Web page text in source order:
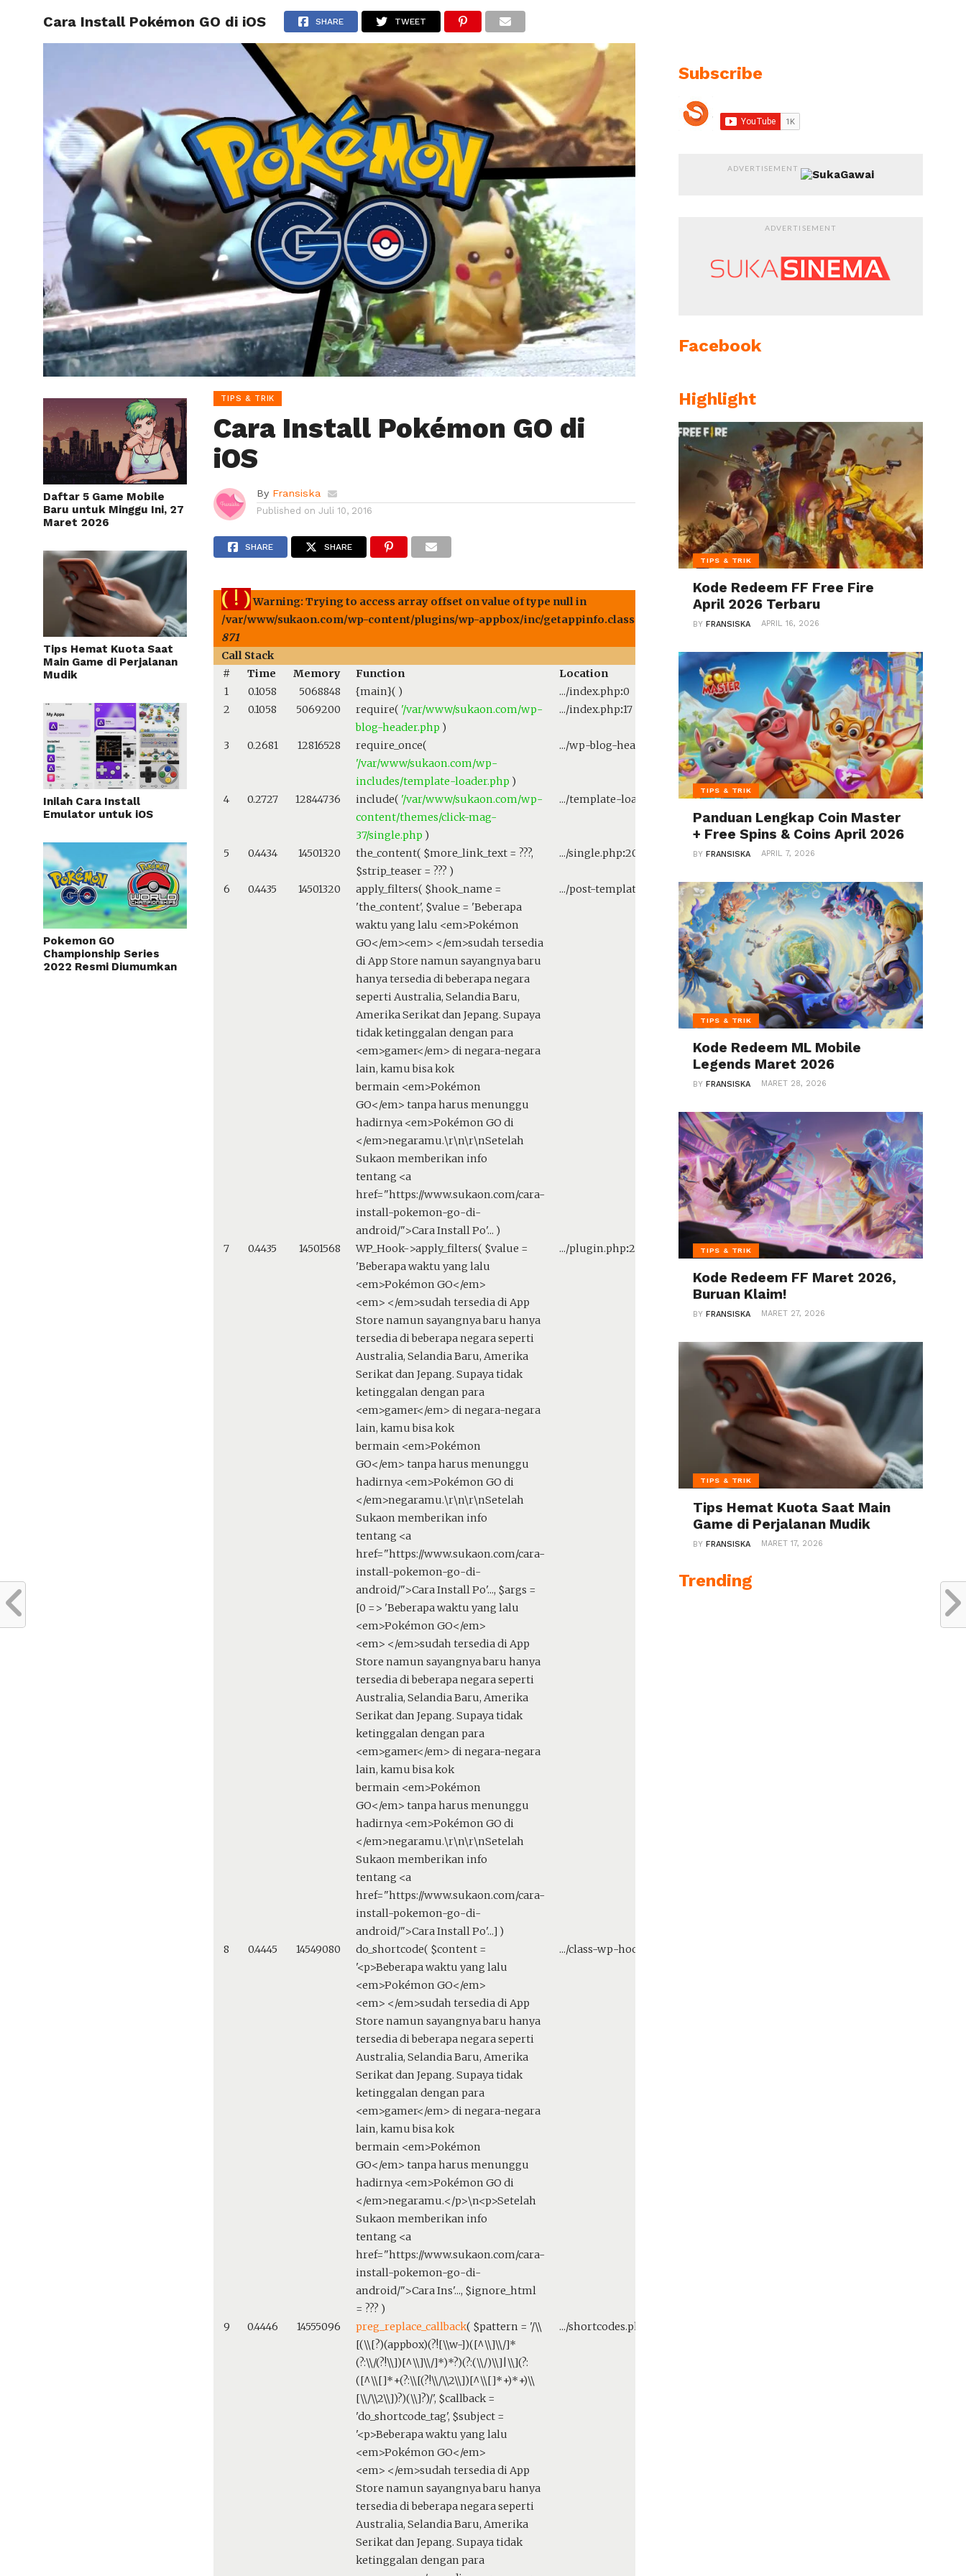
HOME BERITA TIPS & TRIK REVIEW
Cara Install Pokémon GO di iOS SHARE TWEET
Daftar 5 Game Mobile
Baru untuk Minggu Ini, 27
Maret 2026
Tips Hemat Kuota Saat
Main Game di Perjalanan
Mudik
Inilah Cara Install
Emulator untuk iOS
Pokemon GO
Championship Series
2022 Resmi Diumumkan
TIPS & TRIK
Cara Install Pokémon GO di
iOS
By Fransiska
Published on Juli 10, 2016
SHARE SHARE
( ! )Warning: Trying to access array offset on value of type null in
/var/www/sukaon.com/wp-content/plugins/wp-appbox/inc/getappinfo.class.php on line
871
Call Stack
#
Time Memory Function
Location
1
0.1058 5068848 {main}( ) .../index.php:0
2
0.1058 5069200 require( '/var/www/sukaon.com/wp-
blog-header.php )
.../index.php:17
3 0.2681 12816528
require_once(
'/var/www/sukaon.com/wp-
includes/template-loader.php )
.../wp-blog-header.php 19
4 0.2727 12844736 include( '/var/www/sukaon.com/wp-
content/themes/click-mag-
37/single.php )
.../template-loader.php 132
5 0.4434 14501320 the_content( $more_link_text = ???,
$strip_teaser = ??? )
.../single.php:209
6 0.4435 14501320 apply_filters( $hook_name =
'the_content', $value = 'Beberapa
waktu yang lalu <em>Pokémon
GO</em><em> </em>sudah tersedia
di App Store namun sayangnya baru
hanya tersedia di beberapa negara
seperti Australia, Selandia Baru,
Amerika Serikat dan Jepang. Supaya
tidak ketinggalan dengan para
<em>gamer</em> di negara-negara
lain, kamu bisa kok
bermain <em>Pokémon
GO</em> tanpa harus menunggu
hadirnya <em>Pokémon GO di
</em>negaramu.\r\n\r\nSetelah
Sukaon memberikan info
tentang <a
href="https://www.sukaon.com/cara-
install-pokemon-go-di-
android/">Cara Install Po'... )
.../post-template.php 256
7 0.4435 14501568 WP_Hook->apply_filters( $value =
'Beberapa waktu yang lalu
<em>Pokémon GO</em>
<em> </em>sudah tersedia di App
Store namun sayangnya baru hanya
tersedia di beberapa negara seperti
Australia, Selandia Baru, Amerika
Serikat dan Jepang. Supaya tidak
ketinggalan dengan para
<em>gamer</em> di negara-negara
lain, kamu bisa kok
bermain <em>Pokémon
GO</em> tanpa harus menunggu
hadirnya <em>Pokémon GO di
</em>negaramu.\r\n\r\nSetelah
Sukaon memberikan info
tentang <a
href="https://www.sukaon.com/cara-
install-pokemon-go-di-
android/">Cara Install Po'..., $args =
[0 => 'Beberapa waktu yang lalu
<em>Pokémon GO</em>
<em> </em>sudah tersedia di App
Store namun sayangnya baru hanya
tersedia di beberapa negara seperti
Australia, Selandia Baru, Amerika
Serikat dan Jepang. Supaya tidak
ketinggalan dengan para
<em>gamer</em> di negara-negara
lain, kamu bisa kok
bermain <em>Pokémon
GO</em> tanpa harus menunggu
hadirnya <em>Pokémon GO di
</em>negaramu.\r\n\r\nSetelah
Sukaon memberikan info
tentang <a
href="https://www.sukaon.com/cara-
install-pokemon-go-di-
android/">Cara Install Po'...] )
.../plugin.php:205
8 0.4445 14549080 do_shortcode( $content =
'<p>Beberapa waktu yang lalu
<em>Pokémon GO</em>
<em> </em>sudah tersedia di App
Store namun sayangnya baru hanya
tersedia di beberapa negara seperti
Australia, Selandia Baru, Amerika
Serikat dan Jepang. Supaya tidak
ketinggalan dengan para
<em>gamer</em> di negara-negara
lain, kamu bisa kok
bermain <em>Pokémon
GO</em> tanpa harus menunggu
hadirnya <em>Pokémon GO di
</em>negaramu.</p>\n<p>Setelah
Sukaon memberikan info
tentang <a
href="https://www.sukaon.com/cara-
install-pokemon-go-di-
android/">Cara Ins'..., $ignore_html
= ??? )
.../class-wp-hook.php
9 0.4446 14555096 preg_replace_callback( $pattern = '/\\
[(\\[?)(appbox)(?![\\w-])([^\\]\\/]*
(?:\\/(?!\\])[^\\]\\/]*)*?)(?:(\\/)\\]|\\](?:
([^\\[]*+(?:\\[(?!\\/\\2\\])[^\\[]*+)*+)\\
[\\/\\2\\])?)(\\]?)/', $callback =
'do_shortcode_tag', $subject =
'<p>Beberapa waktu yang lalu
<em>Pokémon GO</em>
<em> </em>sudah tersedia di App
Store namun sayangnya baru hanya
tersedia di beberapa negara seperti
Australia, Selandia Baru, Amerika
Serikat dan Jepang. Supaya tidak
ketinggalan dengan para
.../shortcodes.php
Subscribe
ADVERTISEMENT
ADVERTISEMENT
Facebook
Highlight
TIPS & TRIK
Kode Redeem FF Free Fire
April 2026 Terbaru
BYFRANSISKA APRIL 16, 2026
TIPS & TRIK
Panduan Lengkap Coin Master
+ Free Spins & Coins April 2026
BYFRANSISKA APRIL 7, 2026
TIPS & TRIK
Kode Redeem ML Mobile
Legends Maret 2026
BYFRANSISKA MARET 28, 2026
TIPS & TRIK
Kode Redeem FF Maret 2026,
Buruan Klaim!
BYFRANSISKA MARET 27, 2026
TIPS & TRIK
Tips Hemat Kuota Saat Main
Game di Perjalanan Mudik
BYFRANSISKA MARET 17, 2026
Trending